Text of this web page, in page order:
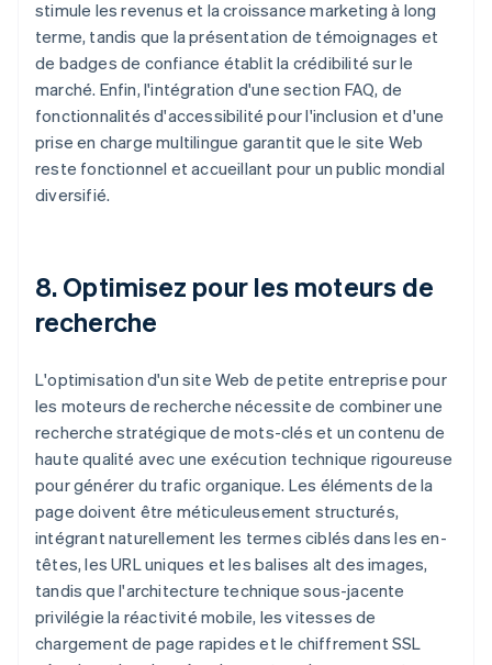
stimule les revenus et la croissance marketing à long
terme, tandis que la présentation de témoignages et
de badges de confiance établit la crédibilité sur le
marché. Enfin, l'intégration d'une section FAQ, de
fonctionnalités d'accessibilité pour l'inclusion et d'une
prise en charge multilingue garantit que le site Web
reste fonctionnel et accueillant pour un public mondial
diversifié.
8. Optimisez pour les moteurs de
recherche
L'optimisation d'un site Web de petite entreprise pour
les moteurs de recherche nécessite de combiner une
recherche stratégique de mots-clés et un contenu de
haute qualité avec une exécution technique rigoureuse
pour générer du trafic organique. Les éléments de la
page doivent être méticuleusement structurés,
intégrant naturellement les termes ciblés dans les en-
têtes, les URL uniques et les balises alt des images,
tandis que l'architecture technique sous-jacente
privilégie la réactivité mobile, les vitesses de
chargement de page rapides et le chiffrement SSL